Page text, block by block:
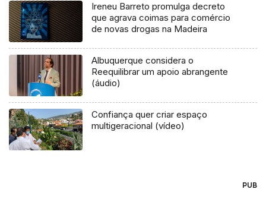
Ireneu Barreto promulga decreto
que agrava coimas para comércio
de novas drogas na Madeira
Albuquerque considera o
Reequilibrar um apoio abrangente
(áudio)
Confiança quer criar espaço
multigeracional (vídeo)
PUB